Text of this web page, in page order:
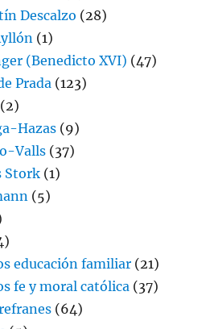
Descalzo (28)
(1)
(Benedicto XVI) (47)
Prada (123)
(2)
Hazas (9)
Valls (37)
Stork (1)
(5)
educación familiar (21)
fe y moral católica (37)
(64)